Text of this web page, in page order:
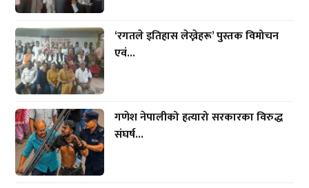
‘रगतले इतिहास लेख्नेहरू’ पुस्तक विमोचन
एवं...
गणेश नेपालीको हत्यारो सरकारका विरुद्ध
संघर्ष...